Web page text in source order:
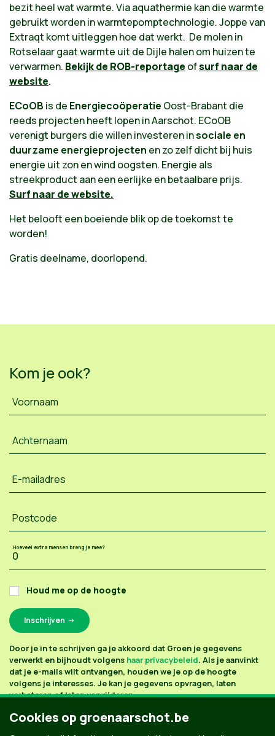
bezit heel wat warmte. Via aquathermie kan die warmte
gebruikt worden in warmtepomptechnologie. Joppe van
Extraqt komt uitleggen hoe dat werkt. De molen in
Rotselaar gaat warmte uit de Dijle halen om huizen te
verwarmen. Bekijk de ROB-reportage ofsurf naar de
website.
ECoOB is de Energiecoöperatie Oost-Brabant die
reeds projecten heeft lopen in Aarschot. ECoOB
verenigt burgers die willen investeren insociale en
duurzame energieprojecten en zo zelf dicht bij huis
energie uit zon en wind oogsten. Energie als
streekproduct aan een eerlijke en betaalbare prijs.
Surf naar de website.
Het belooft een boeiende blik op de toekomst te
worden!
Gratis deelname, doorlopend.
Kom je ook?
Voornaam
Achternaam
E-mailadres
Postcode
Hoeveel extra mensen breng je mee?
Houd me op de hoogte
Door je in te schrijven ga je akkoord dat Groen je gegevens
verwerkt en bijhoudt volgens haar privacybeleid. Als je aanvinkt
dat je e-mails wilt ontvangen, houden we je op de hoogte
volgens je interesses. Je kan je gegevens opvragen, laten
verbeteren of laten verwijderen.
Cookies op groenaarschot.be